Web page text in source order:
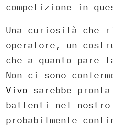
competizione in
Una curiosità che
operatore, un
che a quanto pare
Non ci sono
Vivo sarebbe
battenti nel nostro
probabilmente